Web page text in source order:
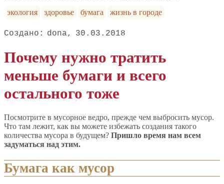
экология
здоровье бумага жизнь в городе
dona 30.03.2018
Почему нужно тратить
меньше бумаги и всего
остального тоже
Посмотрите в мусорное ведро, прежде чем выбросить мусор.
Что там лежит, как вы можете избежать создания такого
количества мусора в будущем? Пришло время нам всем
задуматься над этим.
Бумага как мусор